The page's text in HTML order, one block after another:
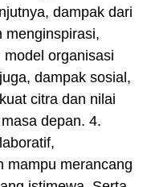
dampak dari
menginspirasi,
organisasi
dampak sosial,
citra dan nilai
depan. 4.
mampu merancang